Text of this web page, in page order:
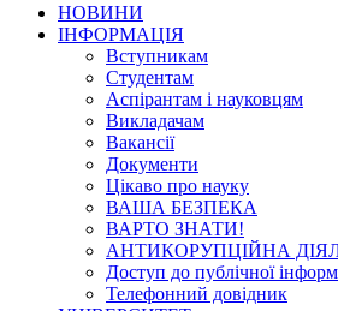
НОВИНИ
ІНФОРМАЦІЯ
Вступникам
Студентам
Аспірантам і науковцям
Викладачам
Вакансії
Документи
Цікаво про науку
ВАША БЕЗПЕКА
ВАРТО ЗНАТИ!
АНТИКОРУПЦІЙНА
Доступ до публічної
Телефонний довідник